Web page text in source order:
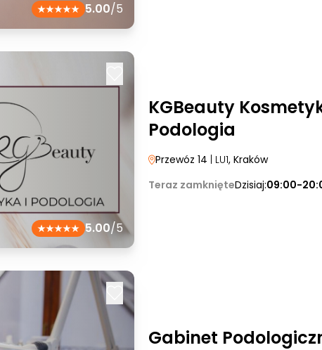
5.00/5
5.00/5
KGBeauty
Podologia
Przewóz 14 | LU1, Kraków
Teraz zamknięteDzisiaj:09:00-
Gabinet